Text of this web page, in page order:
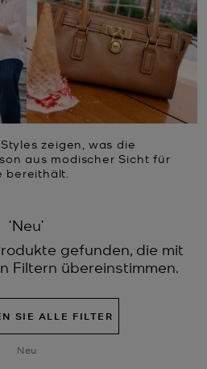
zeigen, was die
aus modischer Sicht für
bereithält.
‘Neu’
gefunden, die mit
Filtern übereinstimmen.
SIE ALLE FILTER
Neu